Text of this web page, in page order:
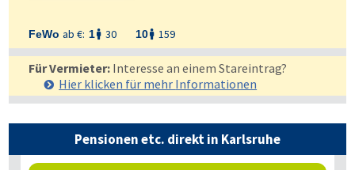
FeWo ab €: 1 30 10 159
Für Vermieter: Interesse an einem Stareintrag?
Hier klicken für mehr Informationen
Pensionen etc. direkt in Karlsruhe